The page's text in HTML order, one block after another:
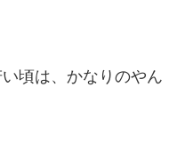
頃は、かなりのやん